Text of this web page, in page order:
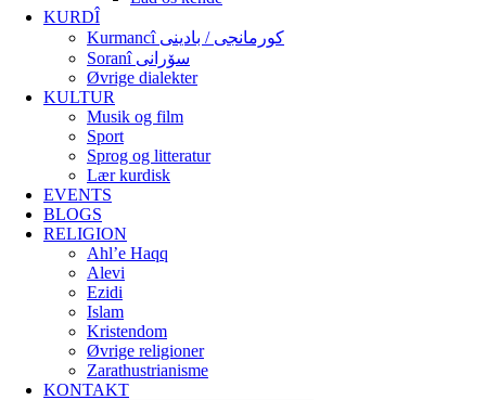
KURDÎ
Kurmancî کورمانجی / بادینی
Soranî سۆرانی
Øvrige dialekter
KULTUR
Musik og film
Sport
Sprog og litteratur
Lær kurdisk
EVENTS
BLOGS
RELIGION
Ahl’e Haqq
Alevi
Ezidi
Islam
Kristendom
Øvrige religioner
Zarathustrianisme
KONTAKT